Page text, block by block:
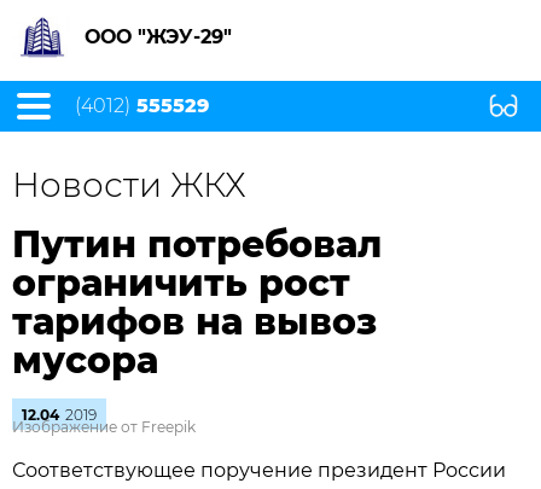
ООО "ЖЭУ-29"
(4012) 555529
Новости ЖКХ
Путин потребовал
ограничить рост
тарифов на вывоз
мусора
12.04 2019
Изображение от Freepik
Соответствующее поручение президент России